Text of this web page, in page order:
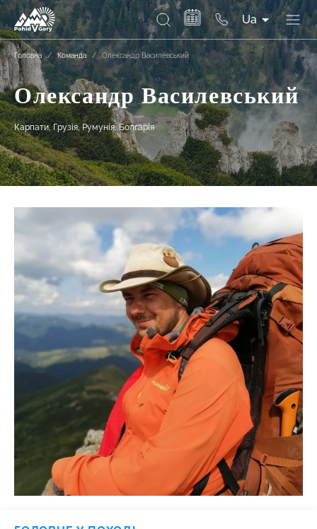
Ua
Головна / Команда / Олександр Василевський
Олександр Василевський
Карпати, Грузія, Румунія, Болгарія